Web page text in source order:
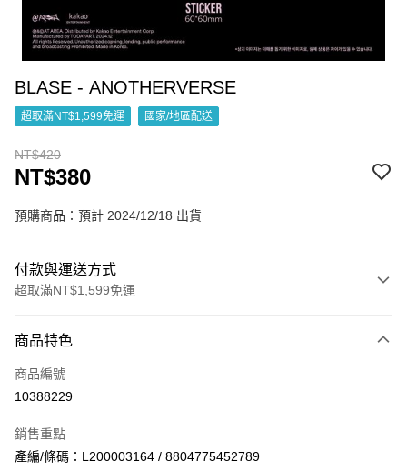
BLASE - ANOTHERVERSE
超取滿NT$1,599免運 國家/地區配送
NT$420
NT$380
預購商品：預計 2024/12/18 出貨
付款與運送方式
超取滿NT$1,599免運
信用卡一次付款
超商取貨付款
Apple Pay
商品特色
商品編號
10388229
銷售重點
產編/條碼：L200003164 / 8804775452789